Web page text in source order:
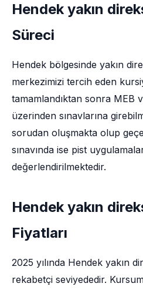
Hendek yakın
Süreci
Hendek bölgesinde yakın
merkezimizi tercih eden
tamamlandıktan sonra MEB
üzerinden sınavlarına
sorudan oluşmakta olup
sınavında ise pist
değerlendirilmektedir.
Hendek yakın
Fiyatları
2025 yılında Hendek yakın
rekabetçi seviyededir.